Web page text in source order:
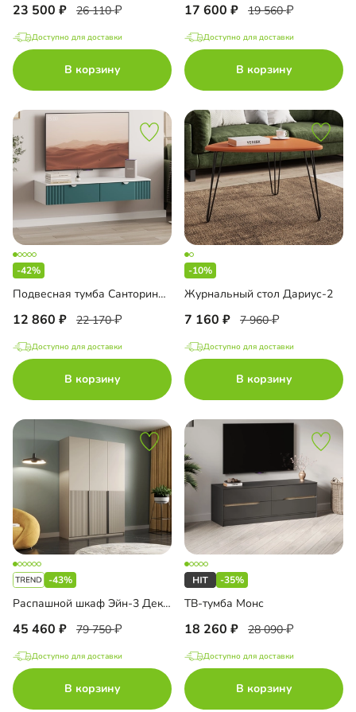
23 500 26 110
Доступно для доставки
В корзину
17 600 19 560
Доступно для доставки
В корзину
-42%
Подвесная тумба Санторини-1
12 860 22 170
Доступно для доставки
В корзину
-10%
Журнальный стол Дариус-2
7 160 7 960
Доступно для доставки
В корзину
-43%
Распашной шкаф Эйн-3 Декор 1
45 460 79 750
Доступно для доставки
В корзину
-35%
ТВ-тумба Монс
18 260 28 090
Доступно для доставки
В корзину